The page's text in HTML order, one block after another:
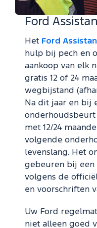
Ford
Het Ford
hulp bij pech en
aankoop van elk
gratis 12 of 24
wegbijstand
Na dit jaar en bij
met 12/24
volgende
levenslang. Het
gebeuren bij een
volgens de
en voorschriften
Uw Ford
niet alleen goed